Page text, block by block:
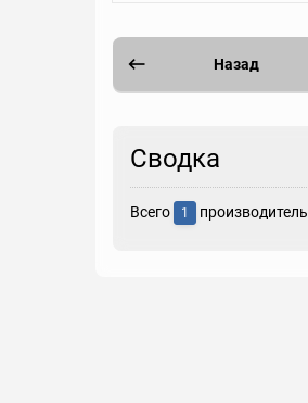
Назад
Сводка
Всего 1 производитель